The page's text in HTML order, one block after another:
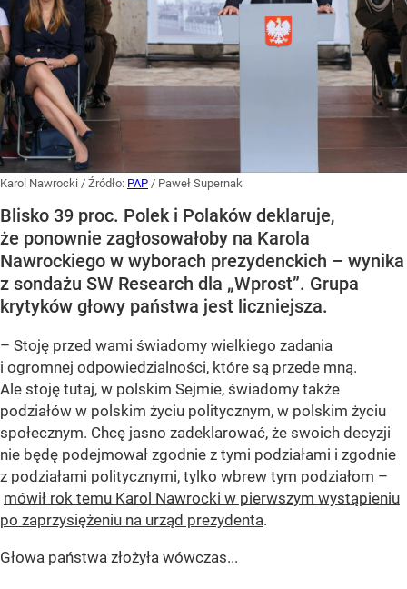
Karol Nawrocki / Źródło: PAP / Paweł Supernak
Blisko 39 proc. Polek i Polaków deklaruje,
że ponownie zagłosowałoby na Karola
Nawrockiego w wyborach prezydenckich – wynika
z sondażu SW Research dla „Wprost”. Grupa
krytyków głowy państwa jest liczniejsza.
– Stoję przed wami świadomy wielkiego zadania
i ogromnej odpowiedzialności, które są przede mną.
Ale stoję tutaj, w polskim Sejmie, świadomy także
podziałów w polskim życiu politycznym, w polskim życiu
społecznym. Chcę jasno zadeklarować, że swoich decyzji
nie będę podejmował zgodnie z tymi podziałami i zgodnie
z podziałami politycznymi, tylko wbrew tym podziałom –
mówił rok temu Karol Nawrocki w pierwszym wystąpieniu
po zaprzysiężeniu na urząd prezydenta.
Głowa państwa złożyła wówczas...